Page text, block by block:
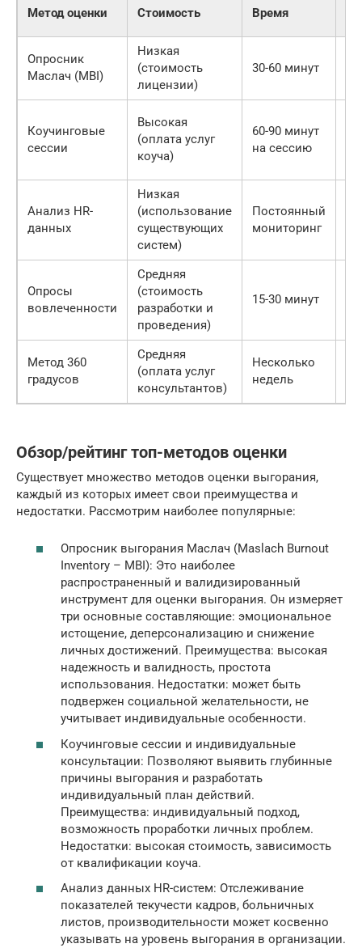
Метод оценки Стоимость Время
Опросник
Маслач (MBI)
Низкая
(стоимость
лицензии)
30-60 минут
Коучинговые
сессии
Высокая
(оплата услуг
коуча)
60-90 минут
на сессию
Анализ HR-
данных
Низкая
(использование
существующих
систем)
Постоянный
мониторинг
Опросы
вовлеченности
Средняя
(стоимость
разработки и
проведения)
15-30 минут
Метод 360
градусов
Средняя
(оплата услуг
консультантов)
Несколько
недель
Обзор/рейтинг топ-методов оценки
Существует множество методов оценки выгорания,
каждый из которых имеет свои преимущества и
недостатки. Рассмотрим наиболее популярные:
Опросник выгорания Маслач (Maslach Burnout
Inventory – MBI): Это наиболее
распространенный и валидизированный
инструмент для оценки выгорания. Он измеряет
три основные составляющие: эмоциональное
истощение, деперсонализацию и снижение
личных достижений. Преимущества: высокая
надежность и валидность, простота
использования. Недостатки: может быть
подвержен социальной желательности, не
учитывает индивидуальные особенности.
Коучинговые сессии и индивидуальные
консультации: Позволяют выявить глубинные
причины выгорания и разработать
индивидуальный план действий.
Преимущества: индивидуальный подход,
возможность проработки личных проблем.
Недостатки: высокая стоимость, зависимость
от квалификации коуча.
Анализ данных HR-систем: Отслеживание
показателей текучести кадров, больничных
листов, производительности может косвенно
указывать на уровень выгорания в организации.